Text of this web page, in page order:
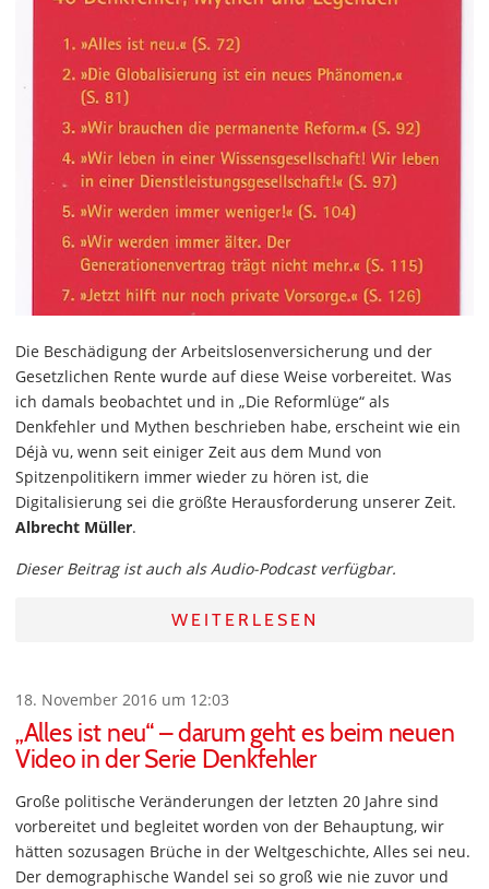
Die Beschädigung der Arbeitslosenversicherung und der
Gesetzlichen Rente wurde auf diese Weise vorbereitet. Was
ich damals beobachtet und in „Die Reformlüge“ als
Denkfehler und Mythen beschrieben habe, erscheint wie ein
Déjà vu, wenn seit einiger Zeit aus dem Mund von
Spitzenpolitikern immer wieder zu hören ist, die
Digitalisierung sei die größte Herausforderung unserer Zeit.
Albrecht Müller.
Dieser Beitrag ist auch als Audio-Podcast verfügbar.
WEITERLESEN
18. November 2016 um 12:03
„Alles ist neu“ – darum geht es beim neuen
Video in der Serie Denkfehler
Große politische Veränderungen der letzten 20 Jahre sind
vorbereitet und begleitet worden von der Behauptung, wir
hätten sozusagen Brüche in der Weltgeschichte, Alles sei neu.
Der demographische Wandel sei so groß wie nie zuvor und